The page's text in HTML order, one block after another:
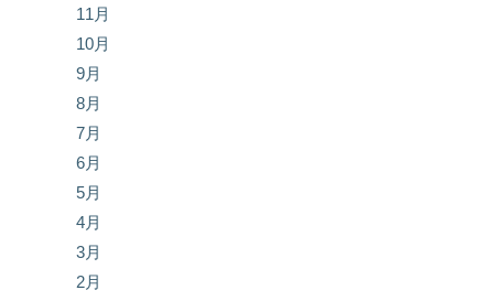
11月
10月
9月
8月
7月
6月
5月
4月
3月
2月